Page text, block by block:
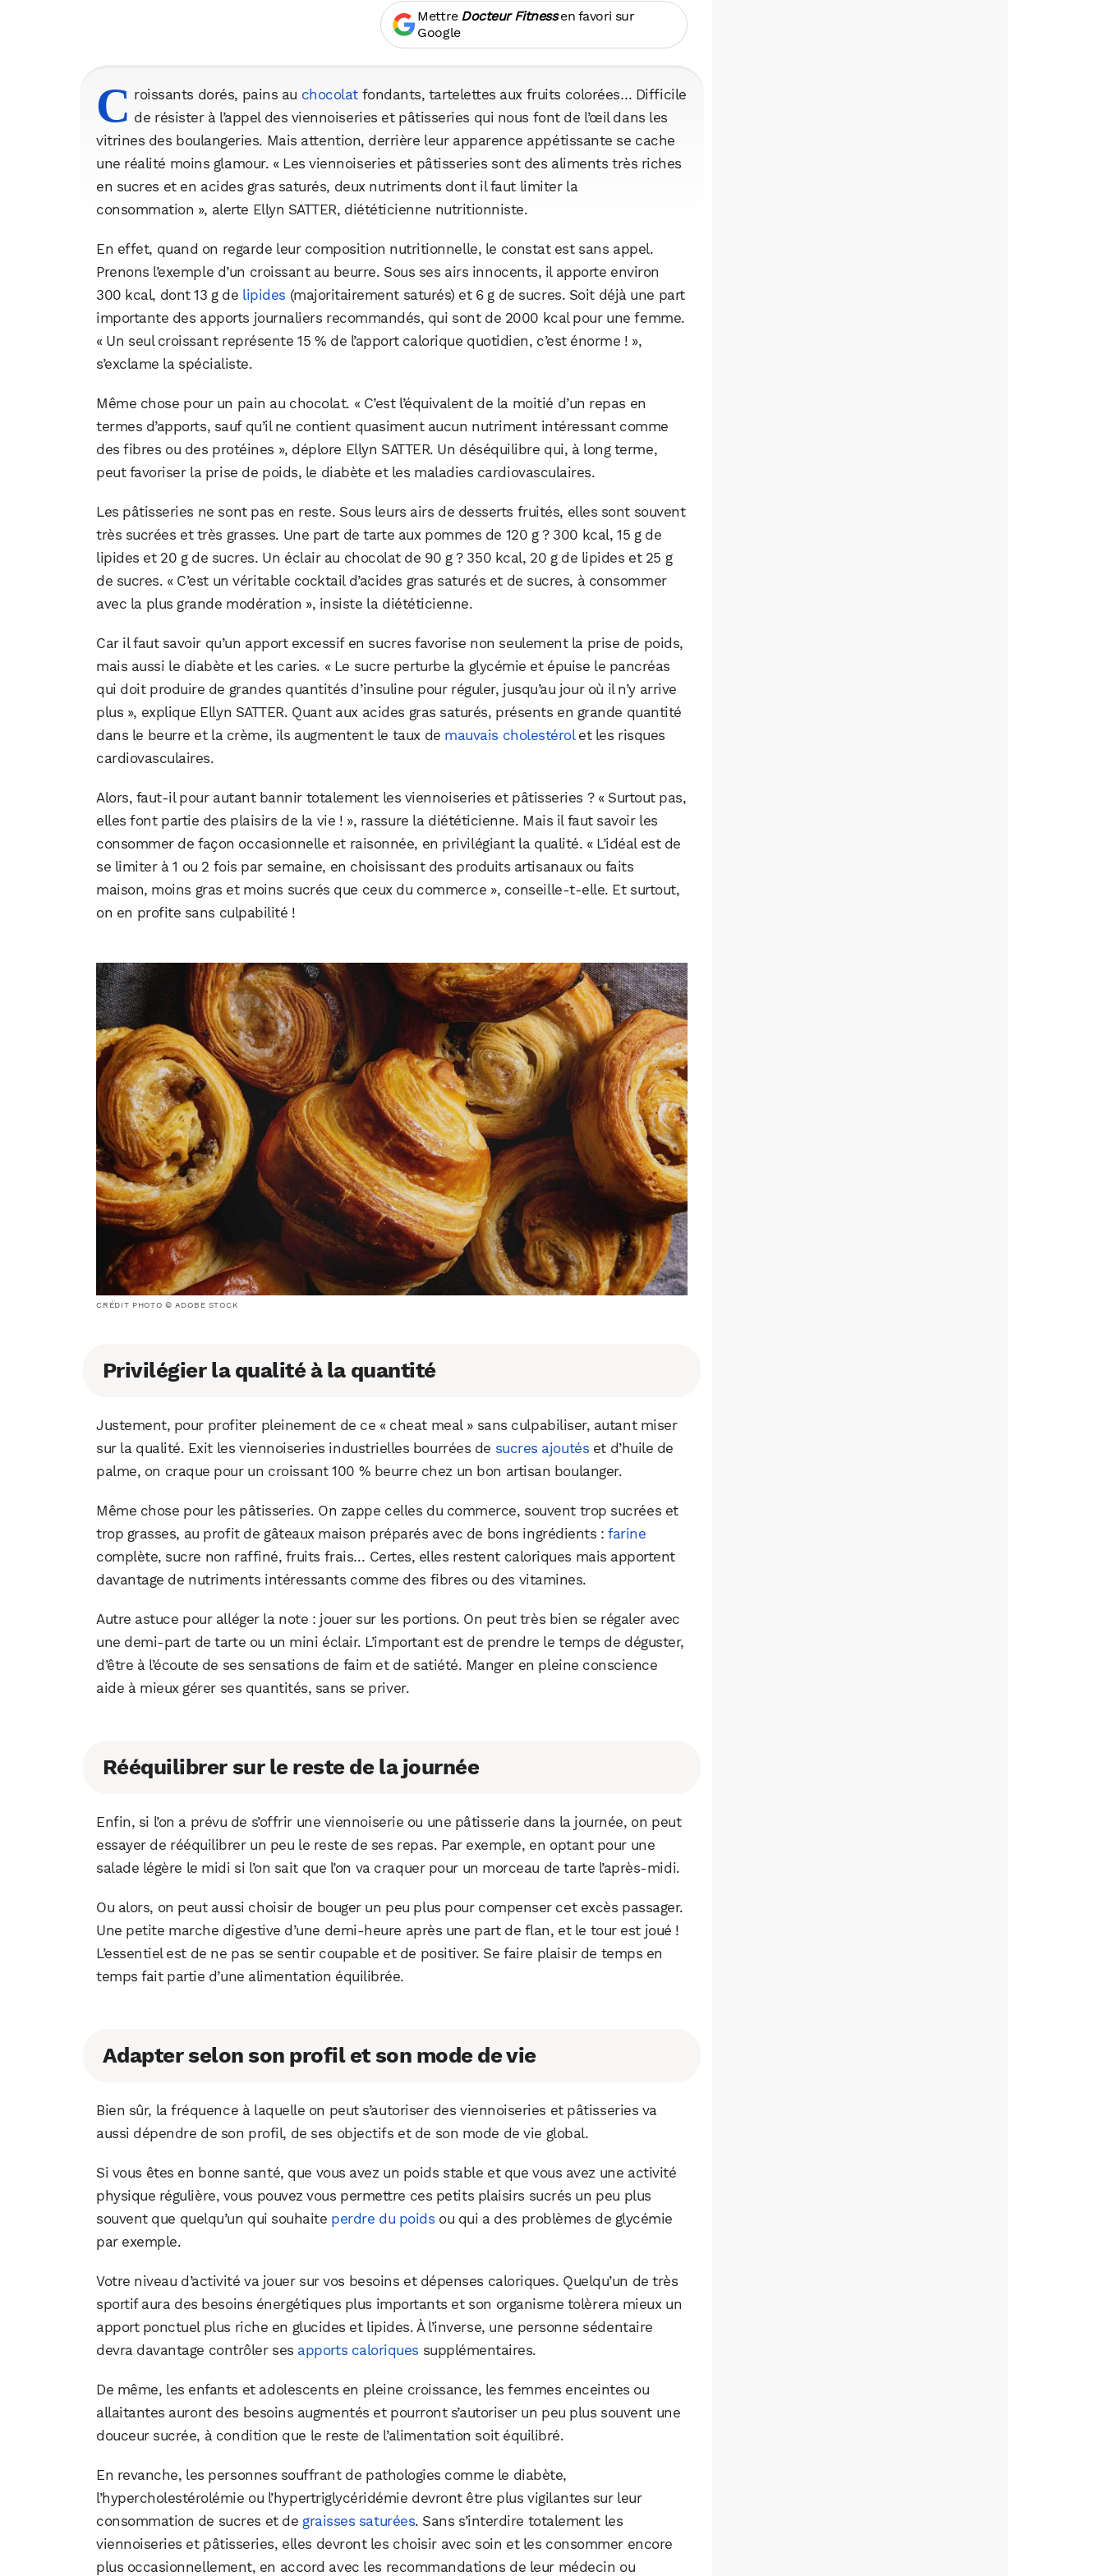
Mettre Docteur Fitnessen favori sur
Google
C roissants dorés, pains au chocolatfondants, tartelettes aux fruits colorées… Difficile
de résister à l’appel des viennoiseries et pâtisseries qui nous font de l’œil dans les
vitrines des boulangeries. Mais attention, derrière leur apparence appétissante se cache
une réalité moins glamour. « Les viennoiseries et pâtisseries sont des aliments très riches
en sucres et en acides gras saturés, deux nutriments dont il faut limiter la
consommation », alerte Ellyn SATTER, diététicienne nutritionniste.
En effet, quand on regarde leur composition nutritionnelle, le constat est sans appel.
Prenons l’exemple d’un croissant au beurre. Sous ses airs innocents, il apporte environ
300 kcal, dont 13 g de lipides (majoritairement saturés) et 6 g de sucres. Soit déjà une part
importante des apports journaliers recommandés, qui sont de 2000 kcal pour une femme.
« Un seul croissant représente 15 % de l’apport calorique quotidien, c’est énorme ! »,
s’exclame la spécialiste.
Même chose pour un pain au chocolat. « C’est l’équivalent de la moitié d’un repas en
termes d’apports, sauf qu’il ne contient quasiment aucun nutriment intéressant comme
des fibres ou des protéines », déplore Ellyn SATTER. Un déséquilibre qui, à long terme,
peut favoriser la prise de poids, le diabète et les maladies cardiovasculaires.
Les pâtisseries ne sont pas en reste. Sous leurs airs de desserts fruités, elles sont souvent
très sucrées et très grasses. Une part de tarte aux pommes de 120 g ? 300 kcal, 15 g de
lipides et 20 g de sucres. Un éclair au chocolat de 90 g ? 350 kcal, 20 g de lipides et 25 g
de sucres. « C’est un véritable cocktail d’acides gras saturés et de sucres, à consommer
avec la plus grande modération », insiste la diététicienne.
Car il faut savoir qu’un apport excessif en sucres favorise non seulement la prise de poids,
mais aussi le diabète et les caries. « Le sucre perturbe la glycémie et épuise le pancréas
qui doit produire de grandes quantités d’insuline pour réguler, jusqu’au jour où il n’y arrive
plus », explique Ellyn SATTER. Quant aux acides gras saturés, présents en grande quantité
dans le beurre et la crème, ils augmentent le taux de mauvais cholestérolet les risques
cardiovasculaires.
Alors, faut-il pour autant bannir totalement les viennoiseries et pâtisseries ? « Surtout pas,
elles font partie des plaisirs de la vie ! », rassure la diététicienne. Mais il faut savoir les
consommer de façon occasionnelle et raisonnée, en privilégiant la qualité. « L’idéal est de
se limiter à 1 ou 2 fois par semaine, en choisissant des produits artisanaux ou faits
maison, moins gras et moins sucrés que ceux du commerce », conseille-t-elle. Et surtout,
on en profite sans culpabilité !
CRÉDIT PHOTO © ADOBE STOCK
Privilégier la qualité à la quantité
Justement, pour profiter pleinement de ce « cheat meal » sans culpabiliser, autant miser
sur la qualité. Exit les viennoiseries industrielles bourrées de sucres ajoutés et d’huile de
palme, on craque pour un croissant 100 % beurre chez un bon artisan boulanger.
Même chose pour les pâtisseries. On zappe celles du commerce, souvent trop sucrées et
trop grasses, au profit de gâteaux maison préparés avec de bons ingrédients :farine
complète, sucre non raffiné, fruits frais… Certes, elles restent caloriques mais apportent
davantage de nutriments intéressants comme des fibres ou des vitamines.
Autre astuce pour alléger la note : jouer sur les portions. On peut très bien se régaler avec
une demi-part de tarte ou un mini éclair. L’important est de prendre le temps de déguster,
d’être à l’écoute de ses sensations de faim et de satiété. Manger en pleine conscience
aide à mieux gérer ses quantités, sans se priver.
Rééquilibrer sur le reste de la journée
Enfin, si l’on a prévu de s’offrir une viennoiserie ou une pâtisserie dans la journée, on peut
essayer de rééquilibrer un peu le reste de ses repas. Par exemple, en optant pour une
salade légère le midi si l’on sait que l’on va craquer pour un morceau de tarte l’après-midi.
Ou alors, on peut aussi choisir de bouger un peu plus pour compenser cet excès passager.
Une petite marche digestive d’une demi-heure après une part de flan, et le tour est joué !
L’essentiel est de ne pas se sentir coupable et de positiver. Se faire plaisir de temps en
temps fait partie d’une alimentation équilibrée.
Adapter selon son profil et son mode de vie
Bien sûr, la fréquence à laquelle on peut s’autoriser des viennoiseries et pâtisseries va
aussi dépendre de son profil, de ses objectifs et de son mode de vie global.
Si vous êtes en bonne santé, que vous avez un poids stable et que vous avez une activité
physique régulière, vous pouvez vous permettre ces petits plaisirs sucrés un peu plus
souvent que quelqu’un qui souhaite perdre du poids ou qui a des problèmes de glycémie
par exemple.
Votre niveau d’activité va jouer sur vos besoins et dépenses caloriques. Quelqu’un de très
sportif aura des besoins énergétiques plus importants et son organisme tolèrera mieux un
apport ponctuel plus riche en glucides et lipides. À l’inverse, une personne sédentaire
devra davantage contrôler ses apports caloriques supplémentaires.
De même, les enfants et adolescents en pleine croissance, les femmes enceintes ou
allaitantes auront des besoins augmentés et pourront s’autoriser un peu plus souvent une
douceur sucrée, à condition que le reste de l’alimentation soit équilibré.
En revanche, les personnes souffrant de pathologies comme le diabète,
l’hypercholestérolémie ou l’hypertriglycéridémie devront être plus vigilantes sur leur
consommation de sucres et de graisses saturées. Sans s’interdire totalement les
viennoiseries et pâtisseries, elles devront les choisir avec soin et les consommer encore
plus occasionnellement, en accord avec les recommandations de leur médecin ou
Facebook X